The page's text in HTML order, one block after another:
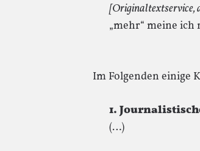
[Originaltextservice,
„mehr“ meine
Im Folgenden einige
1.
(…)